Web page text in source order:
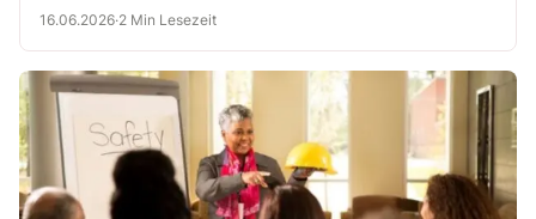
16.06.2026·2 Min Lesezeit